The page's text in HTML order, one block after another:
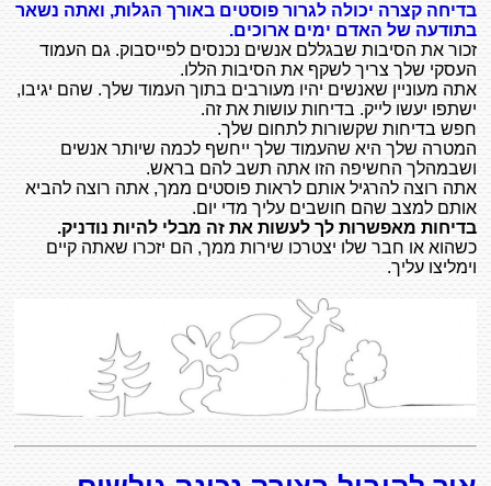
בדיחה קצרה יכולה לגרור פוסטים באורך הגלות, ואתה נשאר
בתודעה של האדם ימים ארוכים.
זכור את הסיבות שבגללם אנשים נכנסים לפייסבוק. גם העמוד
העסקי שלך צריך לשקף את הסיבות הללו.
אתה מעוניין שאנשים יהיו מעורבים בתוך העמוד שלך. שהם יגיבו,
ישתפו יעשו לייק. בדיחות עושות את זה.
חפש בדיחות שקשורות לתחום שלך.
המטרה שלך היא שהעמוד שלך ייחשף לכמה שיותר אנשים
ושבמהלך החשיפה הזו אתה תשב להם בראש.
אתה רוצה להרגיל אותם לראות פוסטים ממך, אתה רוצה להביא
אותם למצב שהם חושבים עליך מדי יום.
בדיחות מאפשרות לך לעשות את זה מבלי להיות נודניק.
כשהוא או חבר שלו יצטרכו שירות ממך, הם יזכרו שאתה קיים
וימליצו עליך.